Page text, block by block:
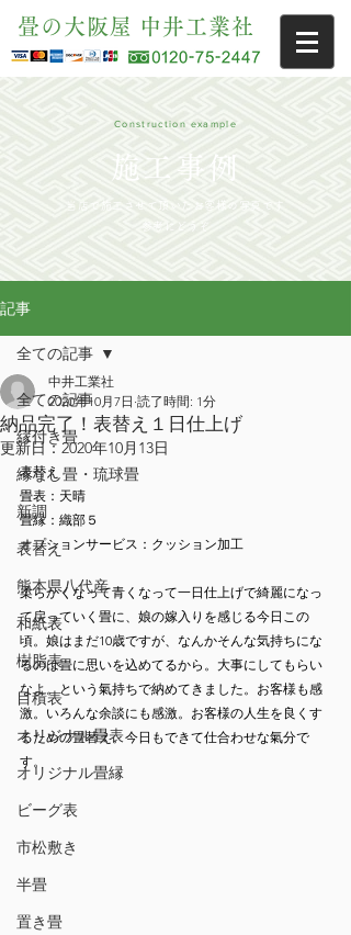
畳の大阪屋 中井工業社
Construction example
施工事例
当店で施工させて頂いたお客様の写真です
参考にどうぞ
記事
全ての記事
縁付き畳
縁なし畳・琉球畳
新調
表替え
熊本県八代産
和紙表
樹脂表
目積表
オリジナル畳表
オリジナル畳縁
ビーグ表
市松敷き
半畳
置き畳
全ての記事
納品完了！表替え１日仕上げ
中井工業社
2020年10月7日 読了時間: 1分
更新日：2020年10月13日
表替え
畳表：天晴
畳縁：織部５
オプションサービス：クッション加工
柔らかくなって青くなって一日仕上げで綺麗になっ
て戻っていく畳に、娘の嫁入りを感じる今日この
頃。娘はまだ10歳ですが、なんかそんな気持ちにな
るのは畳に思いを込めてるから。大事にしてもらい
なよ。という氣持ちで納めてきました。お客様も感
激。いろんな余談にも感激。お客様の人生を良くす
るための畳替え。今日もできて仕合わせな氣分で
す。